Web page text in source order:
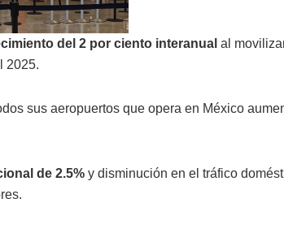
del 2 por ciento interanual al
2025.
sus aeropuertos que opera en México
de 2.5% y disminución en el tráfico